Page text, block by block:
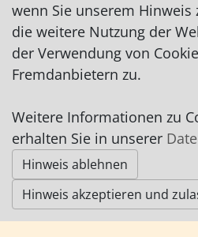
© Worpswede24 2015-2026
wenn Sie unserem
die weitere Nutzung der
der Verwendung von
Fremdanbietern zu.
Weitere Informationen zu
erhalten Sie in unserer
Hinweis ablehnen
Hinweis akzeptieren und